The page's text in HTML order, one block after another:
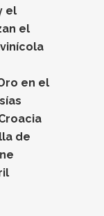
el
el
en el
de